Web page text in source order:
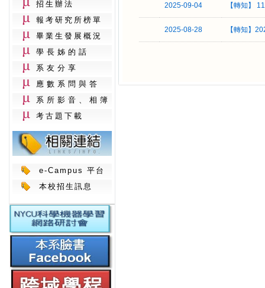
招生辦法
報考研究所榜單
畢業生發展概況
學長姊的話
系友分享
應數系問與答
系所影音、相簿
考古題下載
e-Campus 平台
本校招生訊息
2025-09-04 【轉知】
2025-08-28 【轉知】